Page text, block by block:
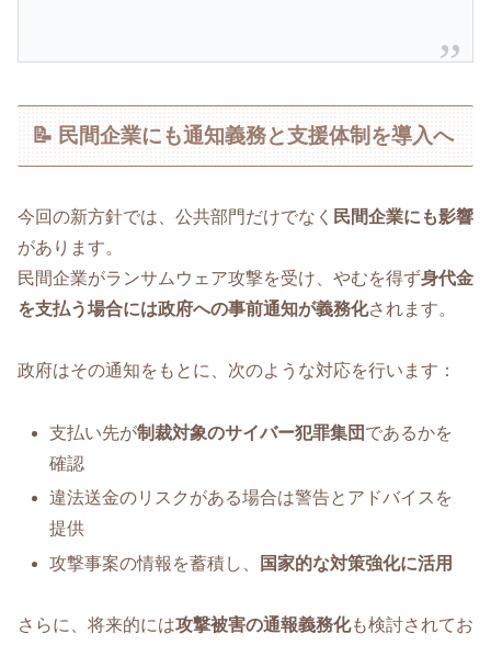
📝 民間企業にも通知義務と支援体制を導入へ
今回の新方針では、公共部門だけでなく 民間企業にも影響
があります。
民間企業がランサムウェア攻撃を受け、やむを得ず身代金
を支払う場合には政府への事前通知が義務化されます。
政府はその通知をもとに、次のような対応を行います：
支払い先が制裁対象のサイバー犯罪集団 であるかを
確認
違法送金のリスクがある場合は警告とアドバイスを
提供
攻撃事案の情報を蓄積し、
国家的な対策強化に活用
さらに、将来的には攻撃被害の通報義務化も検討されてお